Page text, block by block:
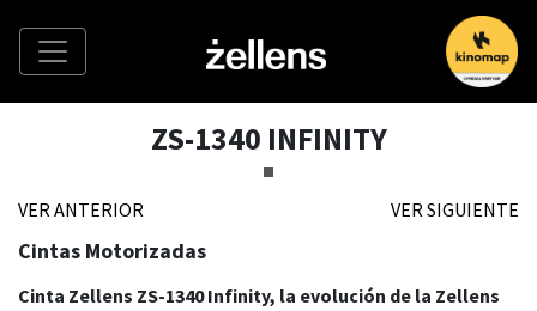
ZS-1340 INFINITY
VER ANTERIOR VER SIGUIENTE
Cintas Motorizadas
Cinta Zellens ZS-1340 Infinity, la evolución de la Zellens